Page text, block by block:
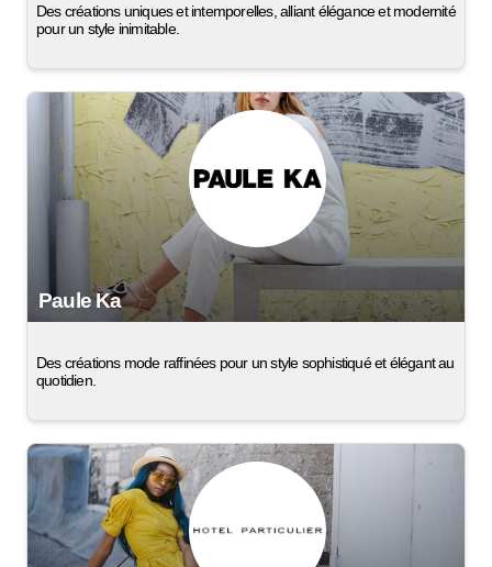
Des créations uniques et intemporelles, alliant élégance et modernité
pour un style inimitable.
Paule Ka
Des créations mode raffinées pour un style sophistiqué et élégant au
quotidien.